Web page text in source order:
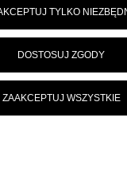
TYLKO
DOSTOSUJ ZGODY
ZAAKCEPTUJ WSZYSTKIE